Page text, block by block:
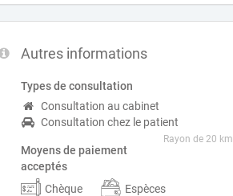
Autres informations
Types de consultation
Consultation au cabinet
Consultation chez le patient
Rayon de 20 km
Moyens de paiement
acceptés
Chèque
Espèces